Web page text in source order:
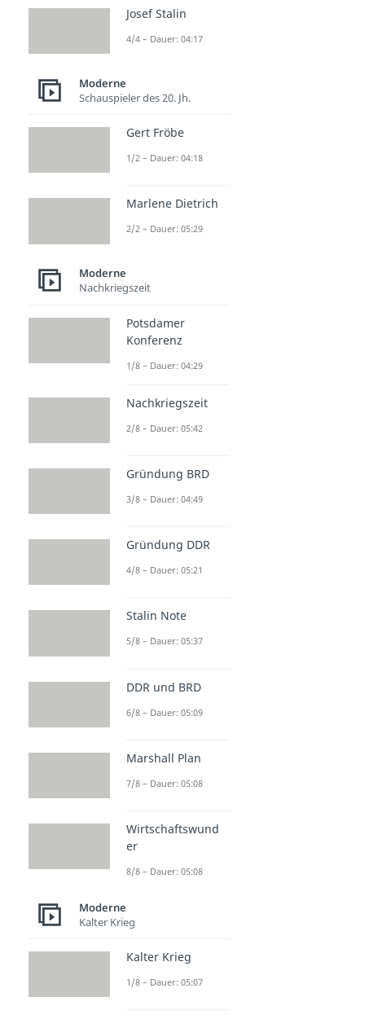
Josef Stalin
4/4 – Dauer: 04:17
Moderne
Schauspieler des 20. Jh.
Gert Fröbe
1/2 – Dauer: 04:18
Marlene Dietrich
2/2 – Dauer: 05:29
Moderne
Nachkriegszeit
Potsdamer
Konferenz
1/8 – Dauer: 04:29
Nachkriegszeit
2/8 – Dauer: 05:42
Gründung BRD
3/8 – Dauer: 04:49
Gründung DDR
4/8 – Dauer: 05:21
Stalin Note
5/8 – Dauer: 05:37
DDR und BRD
6/8 – Dauer: 05:09
Marshall Plan
7/8 – Dauer: 05:08
Wirtschaftswund
er
8/8 – Dauer: 05:08
Moderne
Kalter Krieg
Kalter Krieg
1/8 – Dauer: 05:07